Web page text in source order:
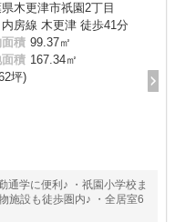
木更津市祇園2丁目
内房線 木更津 徒歩41分
積 99.37㎡
積 167.34㎡
坪)
通学に便利♪ ・祇園小学校ま
施設も徒歩圏内♪ ・全居室6